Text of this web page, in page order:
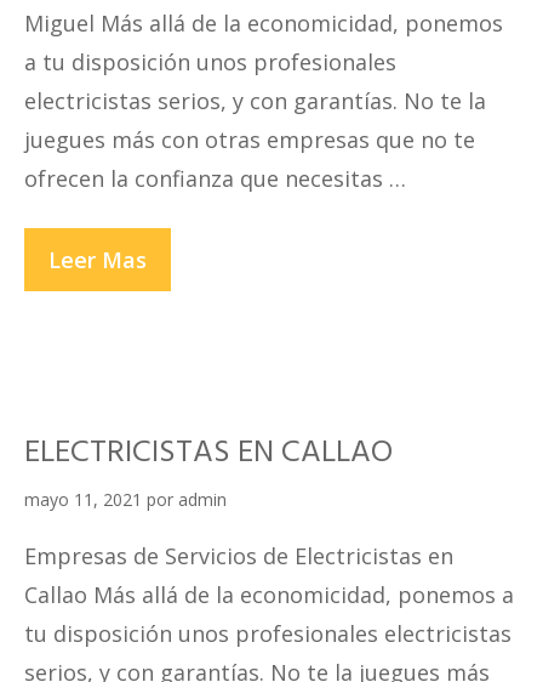
Miguel Más allá de la economicidad, ponemos
a tu disposición unos profesionales
electricistas serios, y con garantías. No te la
juegues más con otras empresas que no te
ofrecen la confianza que necesitas …
Leer Mas
EN
ELECTRICISTAS EN CALLAO
mayo 11, 2021 por admin
Empresas de Servicios de Electricistas en
Callao Más allá de la economicidad, ponemos a
tu disposición unos profesionales electricistas
serios, y con garantías. No te la juegues más